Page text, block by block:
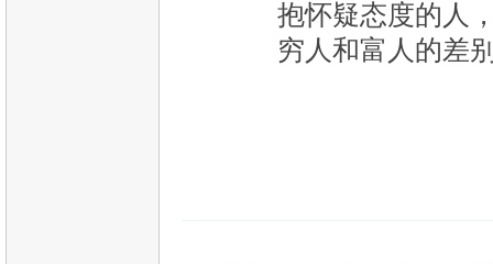
抱怀疑态度的人
穷人和富人的差